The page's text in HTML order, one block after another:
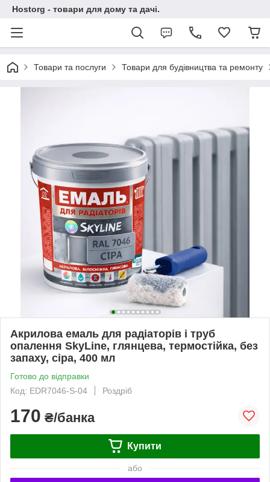
Hostorg - товари для дому та дачі.
Товари та послуги Товари для будівництва та ремонту
Акрилова емаль для радіаторів і труб
опалення SkyLine, глянцева, термостійка, без
запаху, сіра, 400 мл
Готово до відправки
Код: EDR7046-S-04
Роздріб
170 ₴/банка
Купити
або